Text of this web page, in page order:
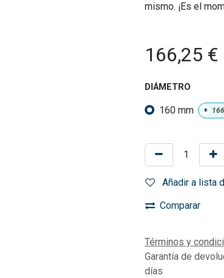
mismo. ¡Es el
166,25 €
DIÁMETRO
160 mm +
Añadir a lista
Comparar
Términos y
Garantía de
días